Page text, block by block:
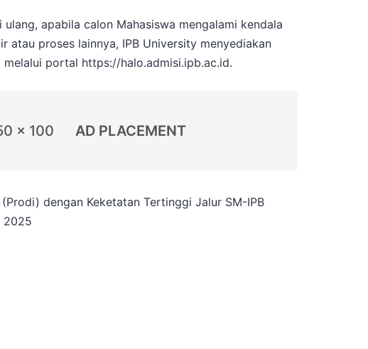
apabila calon Mahasiswa mengalami kendala
atau proses lainnya, IPB University menyediakan
melalui portal https://halo.admisi.ipb.ac.id.
x 100 AD PLACEMENT
dengan Keketatan Tertinggi Jalur SM-IPB
2025